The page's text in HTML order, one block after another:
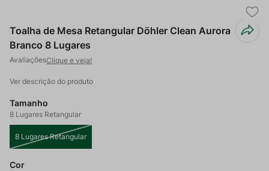
Toalha de Mesa Retangular Döhler Clean Aurora
Branco 8 Lugares
Clique e veja!
Ver descrição do produto
Tamanho
8 Lugares Retangular
8 Lugares Retangular
Cor